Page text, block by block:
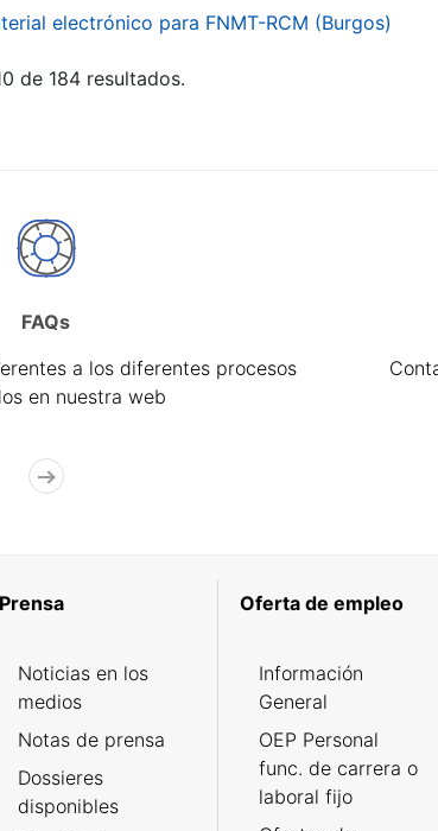
electrónico para FNMT-RCM (Burgos)
de 184 resultados.
FAQs
a los diferentes procesos
en nuestra web
Prensa
Noticias en los
medios
Notas de prensa
Dossieres
disponibles
Oferta de empleo
Información
General
OEP Personal
func. de carrera o
laboral fijo